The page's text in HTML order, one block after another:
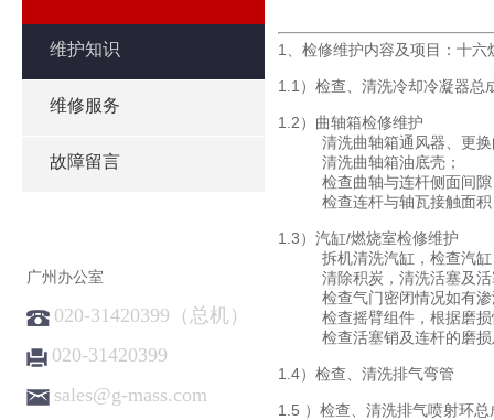
维护知识
维修服务
故障留言
广州办公室
020-31420399（总机）
020-31420399
sales@g-mass.com
1、检修维护内容及项目：十
1.1）检查、清洗冷却冷凝器总
1.2）曲轴箱检修维护
清洗曲轴箱通风器、更
清洗曲轴箱油底壳；
检查曲轴与连杆侧面间
检查连杆与轴瓦接触面
1.3）汽缸/燃烧室检修维护
拆机清洗汽缸，检查汽
清除积炭，清洗活塞及
检查气门密闭情况如有
检查摇臂组件，根据磨
检查活塞销及连杆的磨
1.4）检查、清洗排气弯管
1.5 ）检查、清洗排气喷射环总